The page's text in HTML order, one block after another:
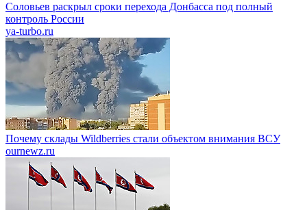
Соловьев раскрыл сроки перехода Донбасса под полный
контроль России
ya-turbo.ru
Почему склады Wildberries стали объектом внимания ВСУ
ournewz.ru